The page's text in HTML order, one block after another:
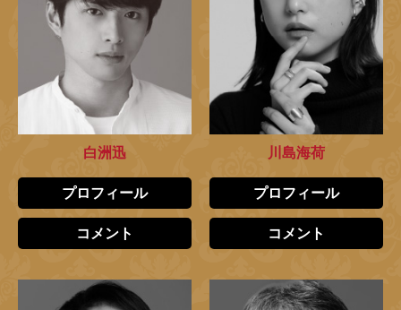
白洲迅
プロフィール
コメント
川島海荷
プロフィール
コメント